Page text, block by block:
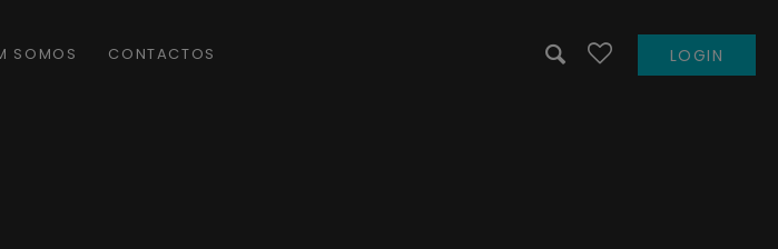
SOMOS CONTACTOS LOGIN